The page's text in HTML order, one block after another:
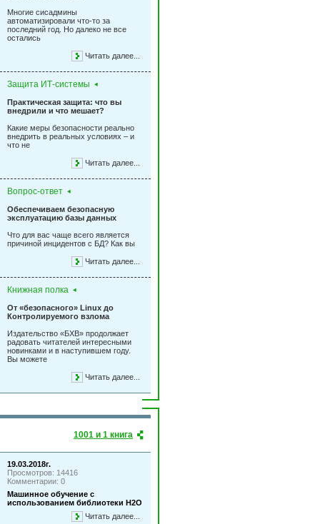
Многие сисадмины
автоматизировали что-то за
последний год. Но далеко не все
остались
Читать далее...
Защита ИТ-системы
Практическая защита: что вы
внедрили и что мешает?
Какие меры безопасности реально
внедрить в реальных условиях – и
что не
Читать далее...
Вопрос-ответ
Обеспечиваем безопасную
эксплуатацию базы данных
Что для вас чаще всего является
причиной инцидентов с БД? Как вы
Читать далее...
Книжная полка
От «безопасного» Linux до
Контролируемого взлома
Издательство «БХВ» продолжает
радовать читателей интересными
новинками и в наступившем году.
Вы можете
Читать далее...
1001 и 1 книга
19.03.2018г.
Просмотров: 14416
Комментарии: 0
Машинное обучение с
использованием библиотеки Н2О
Читать далее...